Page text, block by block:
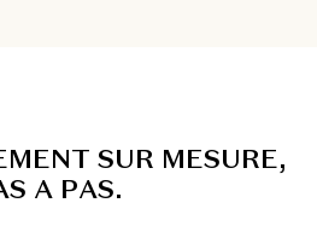
MENT SUR MESURE,
S A PAS.